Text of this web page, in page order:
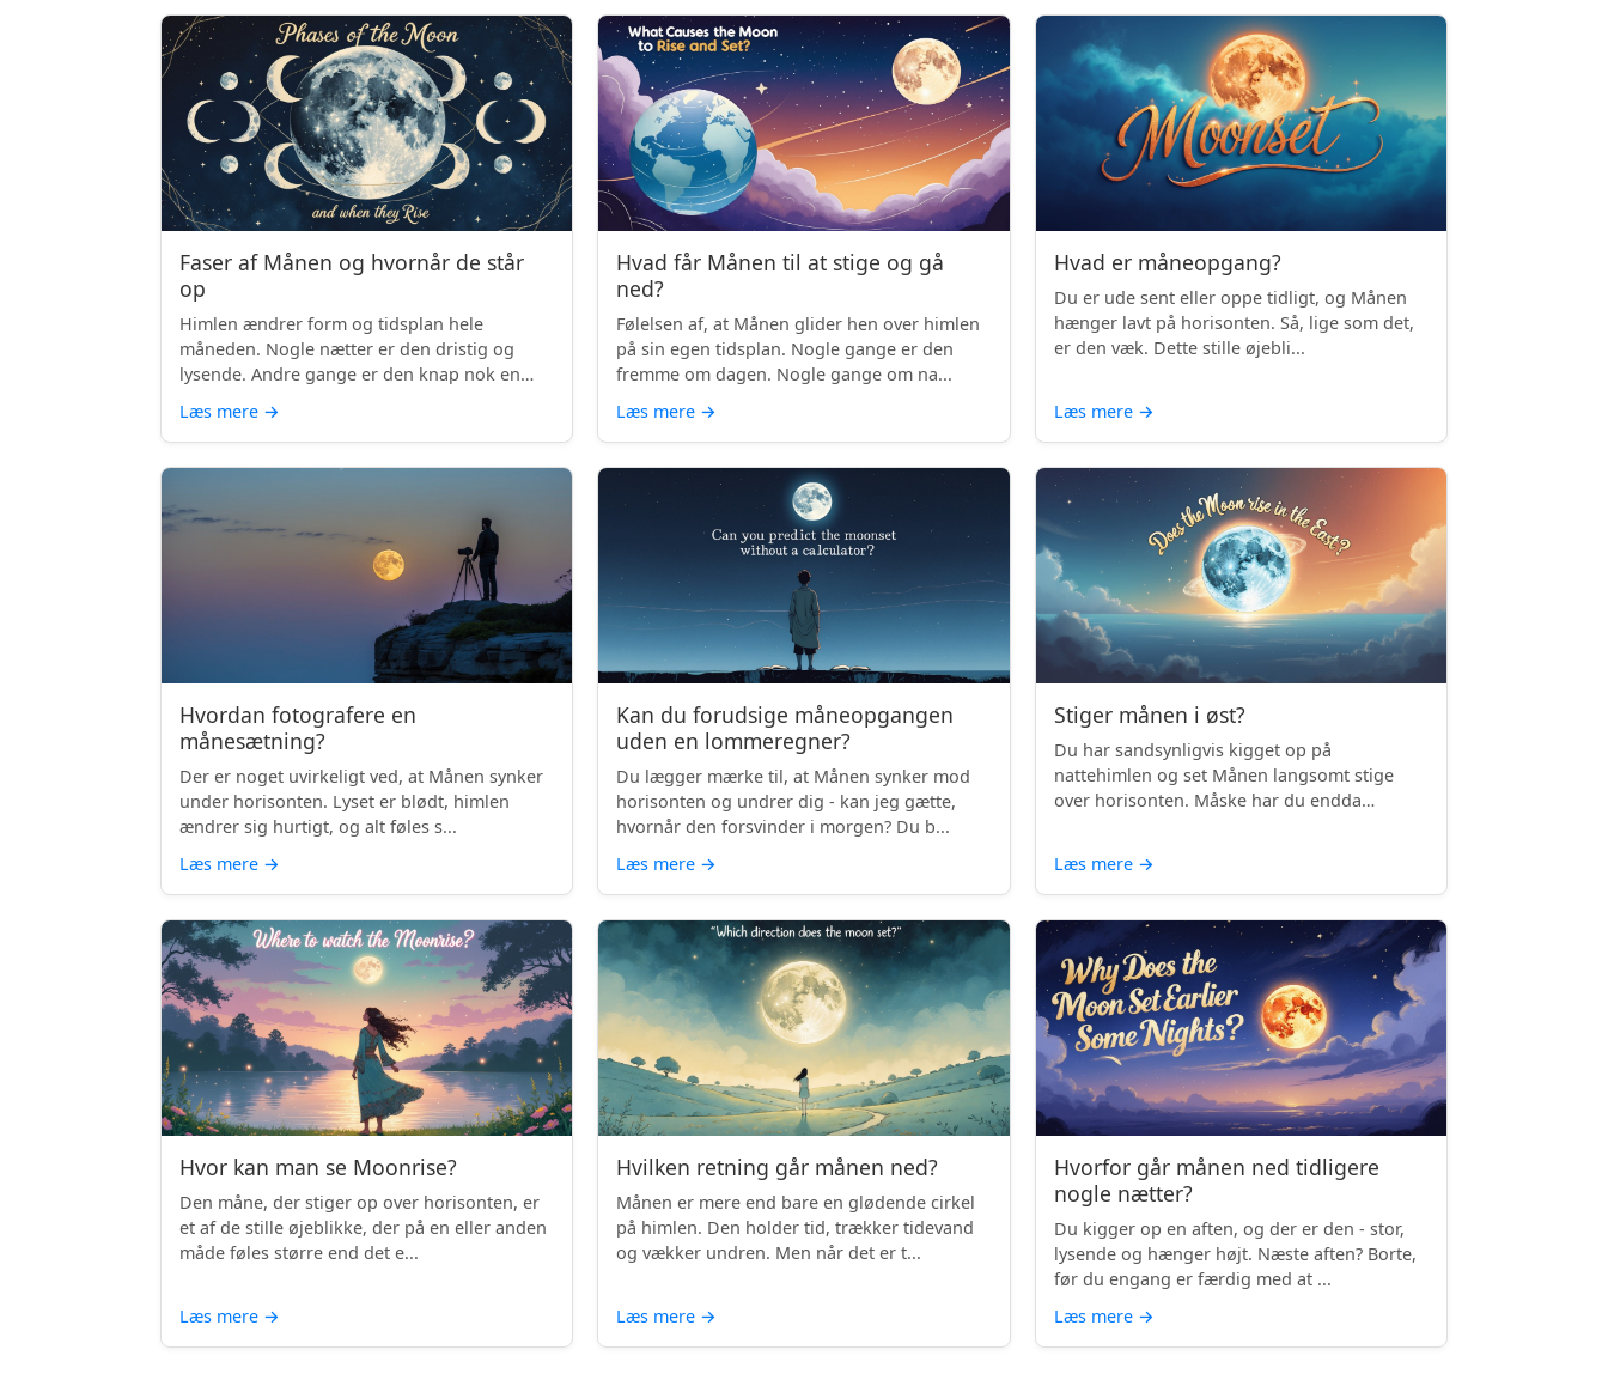
Faser af Månen og hvornår de står
op
Himlen ændrer form og tidsplan hele
måneden. Nogle nætter er den dristig og
lysende. Andre gange er den knap nok en
Læs mere →
Hvad får Månen til at stige og gå
ned?
Følelsen af, at Månen glider hen over himlen
på sin egen tidsplan. Nogle gange er den
fremme om dagen. Nogle gange om na...
Læs mere →
Hvad er måneopgang?
Du er ude sent eller oppe tidligt, og Månen
hænger lavt på horisonten. Så, lige som det,
er den væk. Dette stille øjebli...
Læs mere →
Hvordan fotografere en
månesætning?
Der er noget uvirkeligt ved, at Månen synker
under horisonten. Lyset er blødt, himlen
ændrer sig hurtigt, og alt føles s...
Læs mere →
Kan du forudsige måneopgangen
uden en lommeregner?
Du lægger mærke til, at Månen synker mod
horisonten og undrer dig - kan jeg gætte,
hvornår den forsvinder i morgen? Du b...
Læs mere →
Stiger månen i øst?
Du har sandsynligvis kigget op på
nattehimlen og set Månen langsomt stige
over horisonten. Måske har du endda
Læs mere →
Hvor kan man se Moonrise?
Den måne, der stiger op over horisonten, er
et af de stille øjeblikke, der på en eller anden
måde føles større end det e...
Læs mere →
Hvilken retning går månen ned?
Månen er mere end bare en glødende cirkel
på himlen. Den holder tid, trækker tidevand
og vækker undren. Men når det er t...
Læs mere →
Hvorfor går månen ned tidligere
nogle nætter?
Du kigger op en aften, og der er den - stor,
lysende og hænger højt. Næste aften? Borte,
før du engang er færdig med at ...
Læs mere →